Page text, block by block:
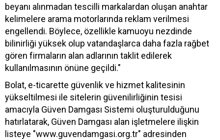
beyanı alınmadan tescilli markalardan oluşan anahtar
kelimelere arama motorlarında reklam verilmesi
engellendi. Böylece, özellikle kamuoyu nezdinde
bilinirliği yüksek olup vatandaşlarca daha fazla rağbet
gören firmaların alan adlarının taklit edilerek
kullanılmasının önüne geçildi."
Bolat, e-ticarette güvenlik ve hizmet kalitesinin
yükseltilmesi ile sitelerin güvenilirliğinin tesisi
amacıyla Güven Damgası Sistemi oluşturulduğunu
hatırlatarak, Güven Damgası alan işletmelere ilişkin
listeye "www.guvendamgasi.org.tr" adresinden